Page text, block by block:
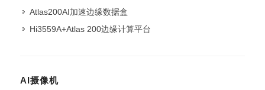
Atlas200AI加速边缘数据盒
Hi3559A+Atlas 200边缘计算平台
AI摄像机